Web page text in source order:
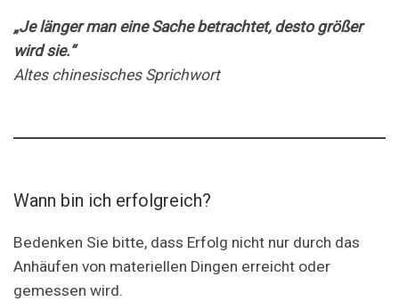
„Je länger man eine Sache betrachtet, desto größer
wird sie.“
Altes chinesisches Sprichwort
Wann bin ich erfolgreich?
Bedenken Sie bitte, dass Erfolg nicht nur durch das
Anhäufen von materiellen Dingen erreicht oder
gemessen wird.